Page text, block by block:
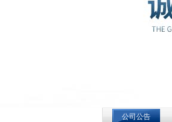
公司公告